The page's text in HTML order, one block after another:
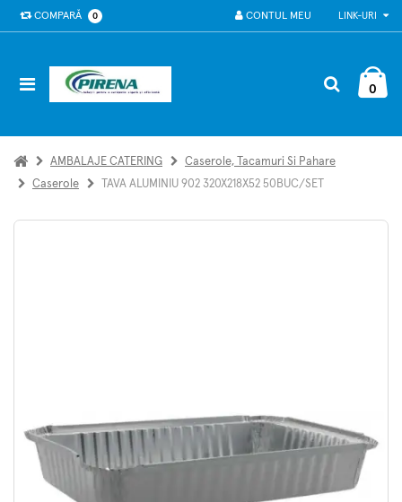
COMPARĂ 0 LINK-URI
CONTUL MEU
0
AMBALAJE CATERING
Caserole, Tacamuri Si Pahare
Caserole
TAVA ALUMINIU 902 320X218X52 50BUC/SET